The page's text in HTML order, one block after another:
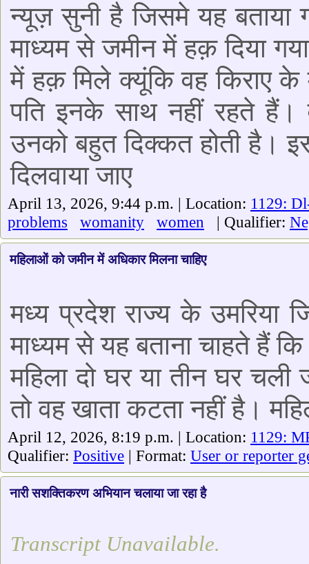
न्यूज़ सुनी है जिसमे यह बताया
माध्यम से जमीन में हक़ दिया
में हक़ मिले क्यूंकि वह किराए
पति इनके साथ नहीं रहते
उनको बहुत दिक्कत होती है।
दिलवाया जाए
April 13, 2026, 9:44 p.m. | Location: 1129:
problems
womanity women | Qualifier:
महिलाओं को जमीन में अधिकार मिलना चाहिए
मध्य प्रदेश राज्य के उमरिया
माध्यम से यह बताना चाहते हैं
महिला दो घर या तीन घर
तो वह खाता कटता नहीं है।
April 12, 2026, 8:19 p.m. | Location: 1129:
Qualifier: Positive | Format: User or reporter
नारी सशक्तिकरण अभियान चलाया जा रहा है
Transcript Unavailable.